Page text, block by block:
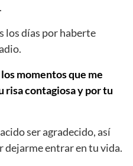
los días por haberte
momentos que me
risa contagiosa y por tu
ser agradecido, así
dejarme entrar en tu vida.